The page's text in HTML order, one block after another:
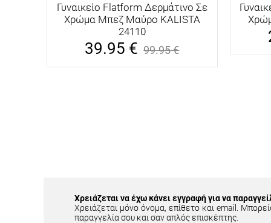
Γυναικείο Flatform Δερμάτινο Σε
Χρώμα Μπεζ Μαύρο KALISTA
24110
39.95 € 99.95€
Χρειάζεται να έχω κάνει εγγραφή για να
Χρειάζεται μόνο όνομα, επίθετο και email.
παραγγελία σου και σαν απλός επισκέπτης.